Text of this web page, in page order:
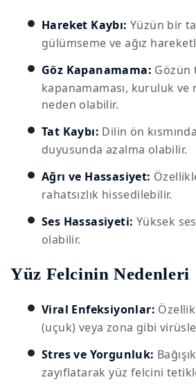
Hareket Kaybı: Yüzün bir
gülümseme ve ağız
Göz Kapanamama: Gözün
kapanamaması, kuruluk ve
neden olabilir.
Tat Kaybı: Dilin ön
duyusunda azalma olabilir.
Ağrı ve Hassasiyet:
rahatsızlık hissedilebilir.
Ses Hassasiyeti: Yüksek
olabilir.
Yüz Felcinin Nedenleri
Viral Enfeksiyonlar:
(uçuk) veya zona gibi
Stres ve Yorgunluk:
zayıflatarak yüz felcini